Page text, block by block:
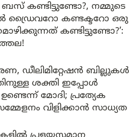
ബസ് കണ്ടിട്ടുണ്ടോ?, നമ്മുടെ
ഡ്രൈവറോ കണ്ടക്ടറോ ഒരു
കണ്ടിട്ടുണ്ടോ?’:
ഡീലിമിറ്റേഷൻ ബില്ലുകൾ
ശക്തി ഇപ്പോൾ
മോദി; പ്രത്യേക
വിളിക്കാൻ സാധ്യത